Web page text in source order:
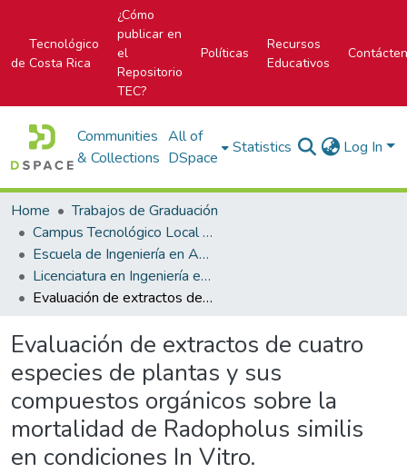
Tecnológico
de Costa Rica
¿Cómo
publicar en
el
Repositorio
TEC?
Políticas
Recursos
Educativos
Communities
& Collections
All of
DSpace
Statistics Log In
Home
Trabajos de Graduación
Campus Tecnológico Local San Carlos
Escuela de Ingeniería en Agronomía
Licenciatura en Ingeniería en Agronomía
Evaluación de extractos de cuatro especies de plantas y sus compuestos orgánicos sobre la mortalidad de Radopholus similis en condiciones In Vitro.
Evaluación de extractos de cuatro
especies de plantas y sus
compuestos orgánicos sobre la
mortalidad de Radopholus similis
en condiciones In Vitro.